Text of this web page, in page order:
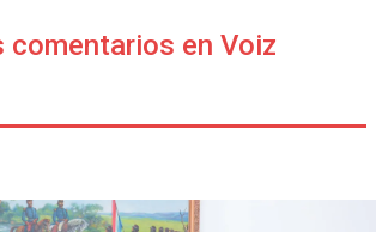
comentarios en Voiz